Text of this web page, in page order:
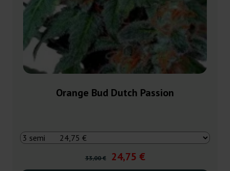
Orange Bud Dutch Passion
33,00 € 24,75 €